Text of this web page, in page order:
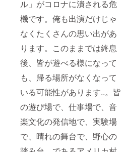
ル」がコロナに潰される危
機です。俺も出演だけじゃ
なくたくさんの思い出があ
ります。このままでは終息
後、皆が遊べる様になって
も、帰る場所がなくなって
いる可能性があります..。皆
の遊び場で、仕事場で、音
楽文化の発信地で、実験場
で、晴れの舞台で、野心の